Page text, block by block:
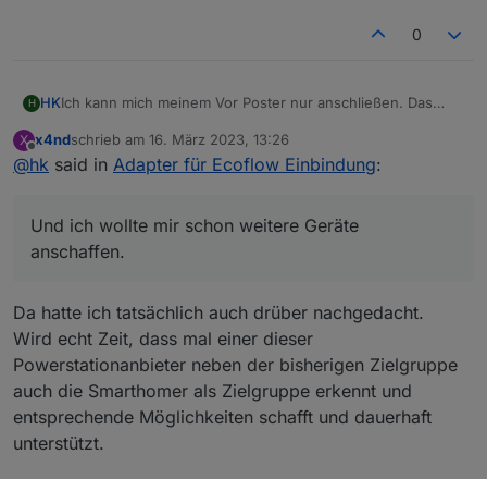
0
H HKIch kann mich meinem Vor Poster nur anschließen. Das
Username und Password"
Und ich wollte mir schon weitere Geräte anschaffen.
X
Offline
x4ndschrieb am 16. März 2023, 13:26
zuletzt editiert von
@hk said in Adapter für Ecoflow Einbindung:
Und ich wollte mir schon weitere Geräte
anschaffen.
Da hatte ich tatsächlich auch drüber nachgedacht.
Wird echt Zeit, dass mal einer dieser
Powerstationanbieter neben der bisherigen Zielgruppe
auch die Smarthomer als Zielgruppe erkennt und
entsprechende Möglichkeiten schafft und dauerhaft
unterstützt.